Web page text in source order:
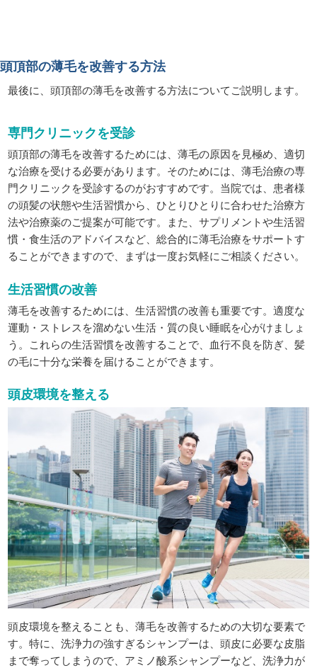
頭頂部の薄毛を改善する方法
最後に、頭頂部の薄毛を改善する方法についてご説明します。
専門クリニックを受診
頭頂部の薄毛を改善するためには、薄毛の原因を見極め、適切
な治療を受ける必要があります。そのためには、薄毛治療の専
門クリニックを受診するのがおすすめです。当院では、患者様
の頭髪の状態や生活習慣から、ひとりひとりに合わせた治療方
法や治療薬のご提案が可能です。また、サプリメントや生活習
慣・食生活のアドバイスなど、総合的に薄毛治療をサポートす
ることができますので、まずは一度お気軽にご相談ください。
生活習慣の改善
薄毛を改善するためには、生活習慣の改善も重要です。適度な
運動・ストレスを溜めない生活・質の良い睡眠を心がけましょ
う。これらの生活習慣を改善することで、血行不良を防ぎ、髪
の毛に十分な栄養を届けることができます。
頭皮環境を整える
頭皮環境を整えることも、薄毛を改善するための大切な要素で
す。特に、洗浄力の強すぎるシャンプーは、頭皮に必要な皮脂
まで奪ってしまうので、アミノ酸系シャンプーなど、洗浄力が